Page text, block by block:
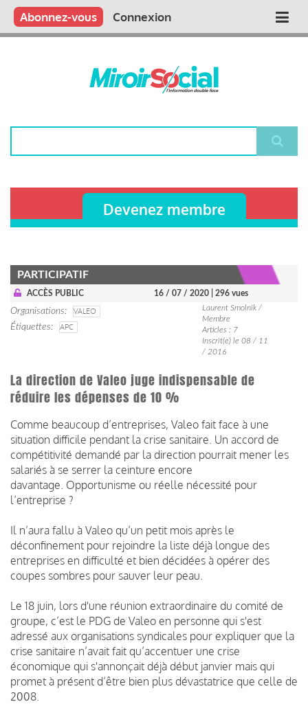
Aller
contenu
Main
Qui sommes nous ?
Vous publiez
Nous publions
Contactez-nous
Abonnez-vous Connexion
Devenez membre
PARTICIPATIF
ACCÈS PUBLIC 16 / 07 / 2020 | 296 vues
Organisations
VALEO
Étiquettes
APC
Laurent Smolnik /
Membre
Articles : 7
Inscrit(e) le 08 / 11
/ 2016
La direction de Valeo juge indispensable de
réduire les dépenses de 10 %
Comme beaucoup d’entreprises, Valeo fait face à une
situation difficile pendant la crise sanitaire. Un accord de
compétitivité demandé par la direction pourrait mener les
salariés à se serrer la ceinture encore
davantage. Opportunisme ou réelle nécessité pour
l’entreprise ?
Il n’aura fallu à Valeo qu’un petit mois après le
déconfinement pour rejoindre la liste déjà longue des
entreprises en difficulté et bien décidées à opérer des
coupes sombres pour sauver leur peau.
Le 18 juin, lors d'une réunion extraordinaire du comité de
groupe, c’est le PDG de Valeo en personne qui s'est
adressé aux organisations syndicales pour expliquer que la
crise sanitaire n’avait fait qu’accentuer une crise
économique qui s'annonçait déjà début janvier mais qui
promet à présent d’être bien plus dévastatrice que celle de
2008.